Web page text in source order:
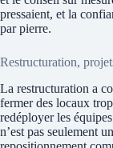
pressaient, et la
par pierre.
Restructuration,
La restructuration a
fermer des locaux
redéployer les
n’est pas seulement